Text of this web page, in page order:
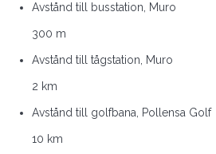
Avstånd till busstation, Muro
300 m
Avstånd till tågstation, Muro
2 km
Avstånd till golfbana, Pollensa Golf
10 km